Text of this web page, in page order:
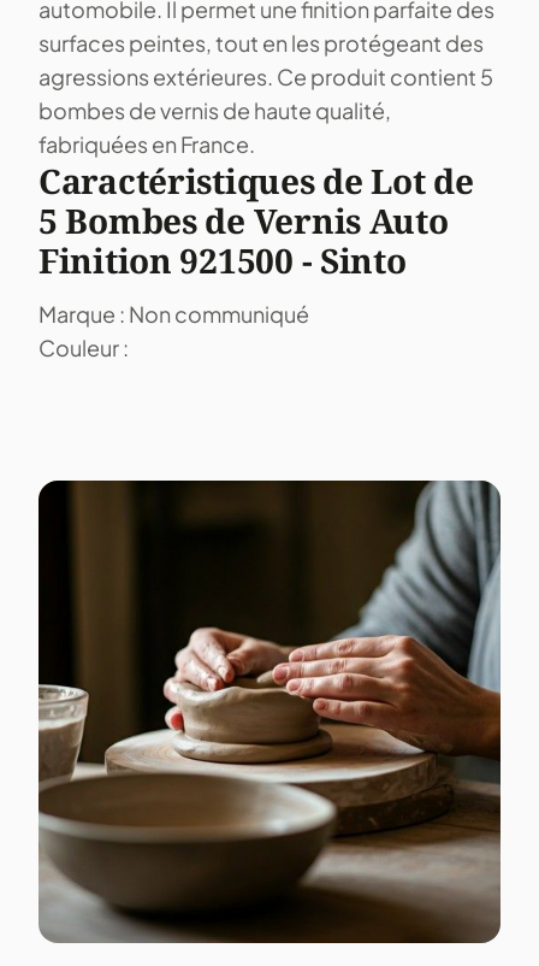
automobile. Il permet une finition parfaite des
surfaces peintes, tout en les protégeant des
agressions extérieures. Ce produit contient 5
bombes de vernis de haute qualité,
fabriquées en France.
Caractéristiques de Lot de
5 Bombes de Vernis Auto
Finition 921500 - Sinto
Marque : Non communiqué
Couleur :